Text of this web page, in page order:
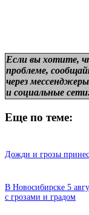
Если вы хотите,
проблеме,
через
и социальные
Еще по теме:
Дожди и грозы
В Новосибирске 5
с грозами и градом